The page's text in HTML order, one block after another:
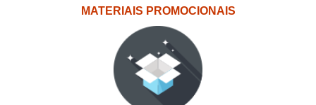
MATERIAIS PROMOCIONAIS